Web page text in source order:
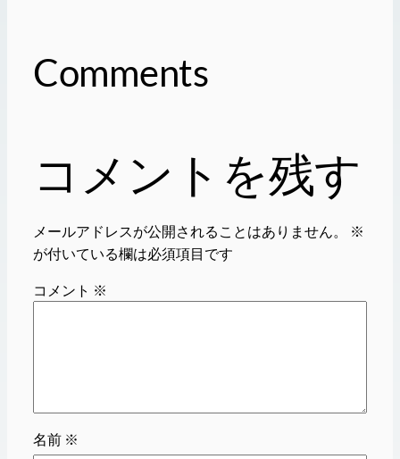
Comments
コメントを残す
メールアドレスが公開されることはありません。
※
が付いている欄は必須項目です
コメント ※
名前 ※